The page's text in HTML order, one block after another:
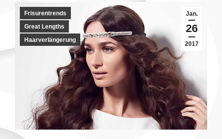
Jan.
26
2017
Frisurentrends
Great Lengths
Haarverlängerung